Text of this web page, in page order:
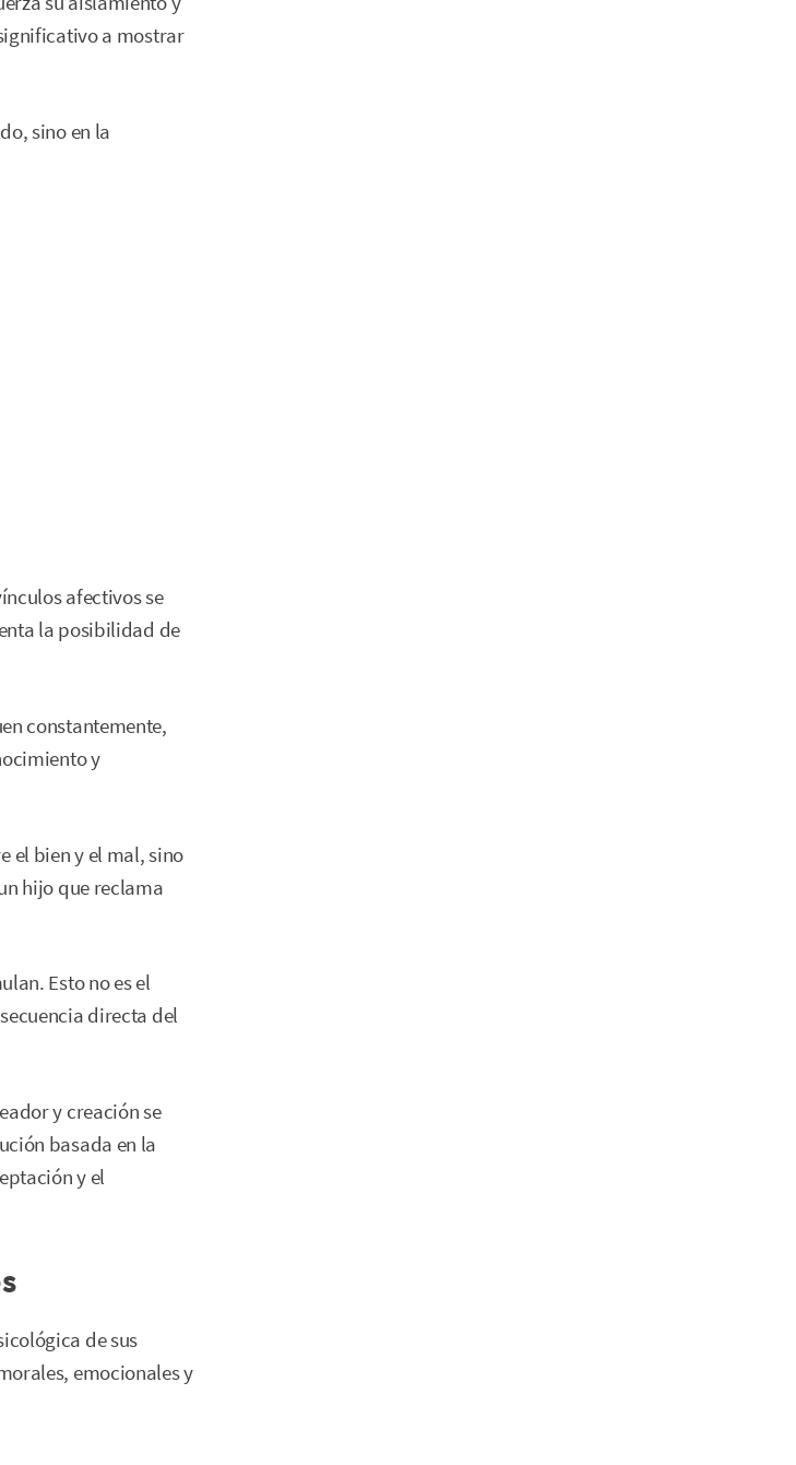
a mostrar
sino en la
afectivos se
la posibilidad de
constantemente,
y
el bien y el mal, sino
hijo que reclama
Esto no es el
directa del
y creación se
basada en la
y el
de sus
emocionales y